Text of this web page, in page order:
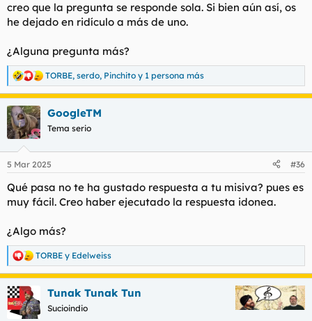
creo que la pregunta se responde sola. Si bien aún así, os
he dejado en ridículo a más de uno.
¿Alguna pregunta más?
R
e
a
c
c
i
e
:
TORBE, serdo, Pinchito y 1 persona más
GoogleTM
Tema serio
5 Mar 2025 #36
Qué pasa no te ha gustado respuesta a tu misiva? pues es
muy fácil. Creo haber ejecutado la respuesta idonea.
¿Algo más?
R
e
a
c
c
i
TORBE y Edelweiss
Tunak Tunak Tun
Sucioindio